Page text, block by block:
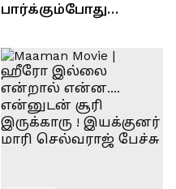
பார்க்கும்போது
இருக்கிறது !
லோகேஷ் கனகராஜ்
பேச்சு !